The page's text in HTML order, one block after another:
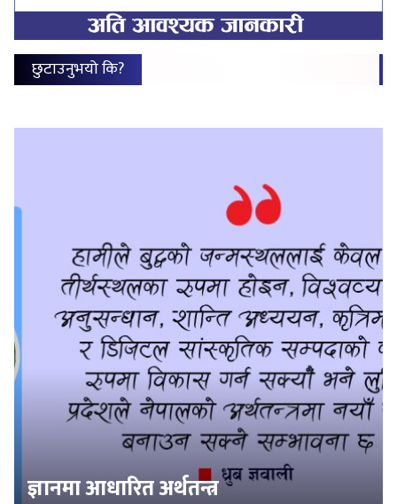
छुटाउनुभयो कि?
ज्ञानमा आधारित अर्थतन्त्र